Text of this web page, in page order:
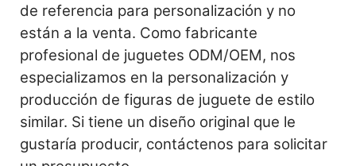
de referencia para personalización y no
están a la venta. Como fabricante
profesional de juguetes ODM/OEM, nos
especializamos en la personalización y
producción de figuras de juguete de estilo
similar. Si tiene un diseño original que le
gustaría producir, contáctenos para solicitar